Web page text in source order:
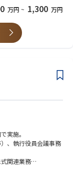
材育成、DX推進等
万円 ~ 1,300 万円
実施。
、執行役員会議事務
関連業務